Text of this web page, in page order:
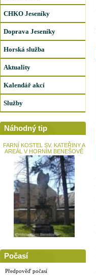
CHKO Jeseníky
Doprava Jeseníky
Horská služba
Aktuality
Kalendář akcí
Služby
Náhodný tip
FARNÍ KOSTEL SV. KATEŘINY A
AREÁL V HORNÍM BENEŠOVĚ
Počasí
Předpověď počasí